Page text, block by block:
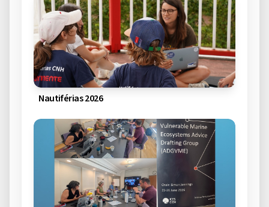
Nautiférias 2026